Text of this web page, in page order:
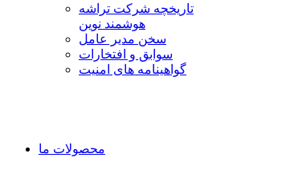
تاریخچه شرکت تراشه
هوشمند نوین
سخن مدیر عامل
سوابق و افتخارات
گواهینامه های امنیت
محصولات ما